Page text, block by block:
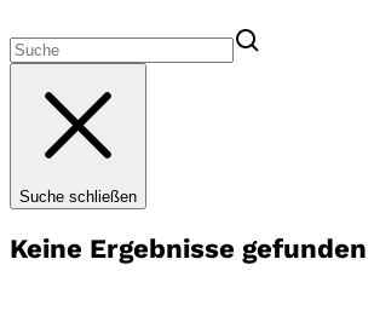
Suche schließen
Keine Ergebnisse gefunden